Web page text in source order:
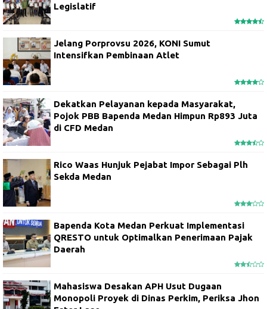
Legislatif
Jelang Porprovsu 2026, KONI Sumut
Intensifkan Pembinaan Atlet
Dekatkan Pelayanan kepada Masyarakat,
Pojok PBB Bapenda Medan Himpun Rp893 Juta
di CFD Medan
Rico Waas Hunjuk Pejabat Impor Sebagai Plh
Sekda Medan
Bapenda Kota Medan Perkuat Implementasi
QRESTO untuk Optimalkan Penerimaan Pajak
Daerah
Mahasiswa Desakan APH Usut Dugaan
Monopoli Proyek di Dinas Perkim, Periksa Jhon